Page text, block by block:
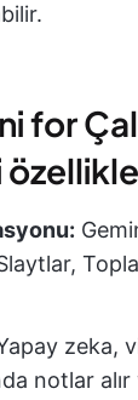
for
zeka,
notlar alır